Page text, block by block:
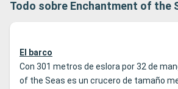
Todo sobre Enchantment of the
El barco
Con 301 metros de eslora por 32 de
of the Seas es un crucero de tamaño